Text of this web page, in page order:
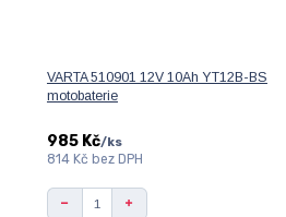
VARTA 510901 12V 10Ah YT12B-BS
motobaterie
985 Kč/ks
814 Kč bez DPH